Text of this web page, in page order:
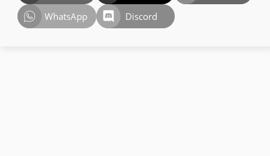
WhatsApp
Discord